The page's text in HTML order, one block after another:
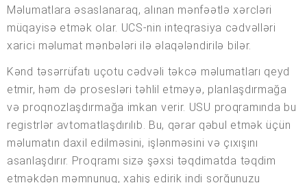
Məlumatlara əsaslanaraq, alınan mənfəətlə xərcləri
müqayisə etmək olar. UCS-nin inteqrasiya cədvəlləri
xarici məlumat mənbələri ilə əlaqələndirilə bilər.
Kənd təsərrüfatı uçotu cədvəli təkcə məlumatları qeyd
etmir, həm də prosesləri təhlil etməyə, planlaşdırmağa
və proqnozlaşdırmağa imkan verir. USU proqramında bu
registrlər avtomatlaşdırılıb. Bu, qərar qəbul etmək üçün
məlumatın daxil edilməsini, işlənməsini və çıxışını
asanlaşdırır. Proqramı sizə şəxsi təqdimatda təqdim
etməkdən məmnunuq, xahiş edirik indi sorğunuzu